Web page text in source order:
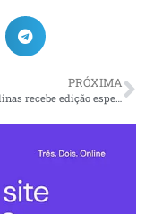
PRÓXIMA
Parque Anilinas recebe edição especial da Feira Criativa